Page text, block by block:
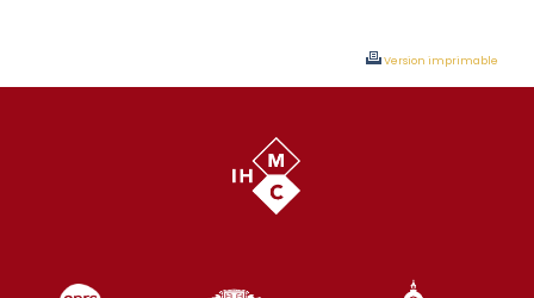
Version imprimable